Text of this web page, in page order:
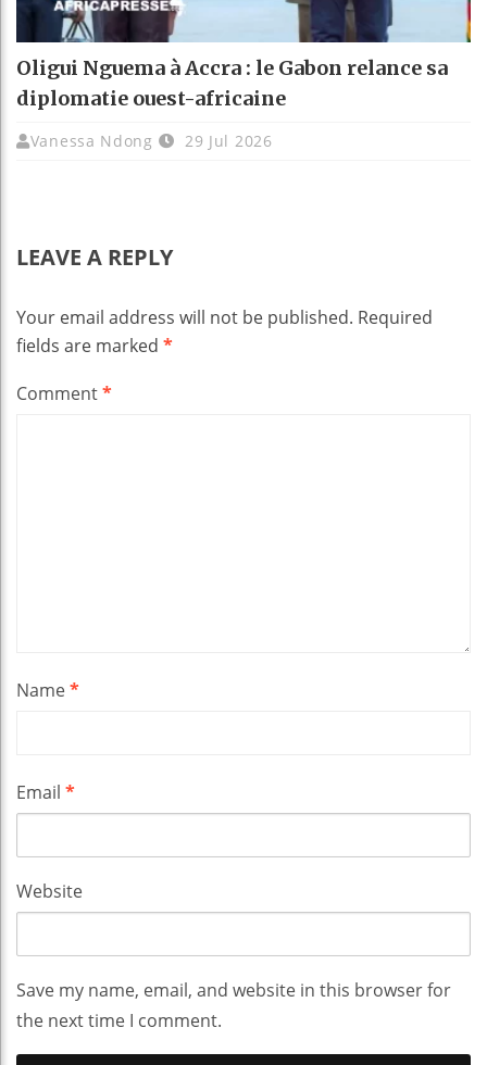
Oligui Nguema à Accra : le Gabon relance sa
diplomatie ouest-africaine
Vanessa Ndong 29 Jul 2026
LEAVE A REPLY
Your email address will not be published. Required
fields are marked *
Comment*
Name*
Email *
Website
Save my name, email, and website in this browser for
the next time I comment.